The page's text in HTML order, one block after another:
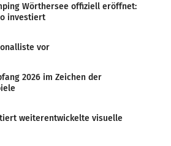
Wörthersee offiziell eröffnet:
investiert
vor
2026 im Zeichen der
weiterentwickelte visuelle